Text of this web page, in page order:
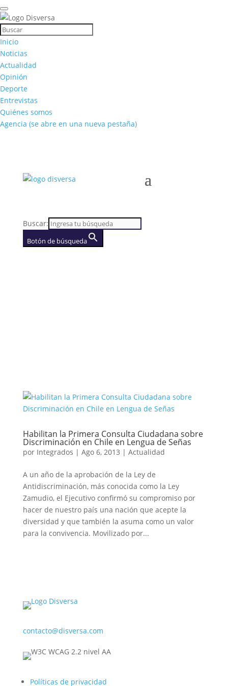
Inicio
Noticias
Actualidad
Opinión
Deporte
Entrevistas
Quiénes somos
Agencia (se abre en una nueva pestaña)
Buscar:
Botón de búsqueda
Habilitan la Primera Consulta Ciudadana sobre
Discriminación en Chile en Lengua de Señas
por Integrados | Ago 6, 2013 | Actualidad
A un año de la aprobación de la Ley de
Antidiscriminación, más conocida como la Ley
Zamudio, el Ejecutivo confirmó su compromiso por
hacer de nuestro país una nación que acepte la
diversidad y que también la asuma como un valor
para la convivencia. Movilizado por...
contacto@disversa.com
Políticas de privacidad